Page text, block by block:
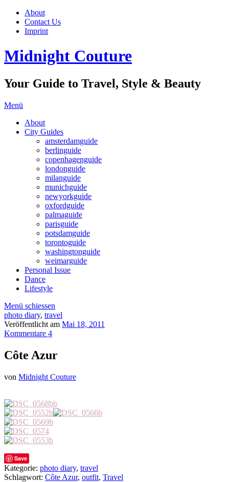
About
Contact Us
Imprint
Midnight Couture
Your Guide to Travel, Style & Beauty
Menü
About
City Guides
amsterdamguide
berlinguide
copenhagenguide
londonguide
milanguide
munichguide
newyorkguide
oxfordguide
palmaguide
parisguide
potsdamguide
torontoguide
washingtonguide
weimarguide
Personal Issue
Dance
Lifestyle
Menü schiessen
photo diary, travel
Veröffentlicht am Mai 18, 2011
Kommentare 4
Côte Azur
von Midnight Couture
Save
Kategorie: photo diary, travel
Schlagwort: Côte Azur, outfit, Travel